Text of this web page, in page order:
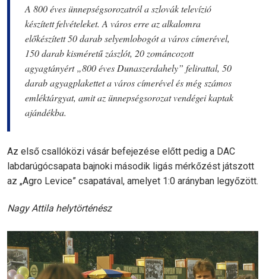
A 800 éves ünnepségsorozatról a szlovák televízió
készített felvételeket. A város erre az alkalomra
előkészített 50 darab selyemlobogót a város címerével,
150 darab kisméretű zászlót, 20 zománcozott
agyagtányért „800 éves Dunaszerdahely” felirattal, 50
darab agyagplakettet a város címerével és még számos
emléktárgyat, amit az ünnepségsorozat vendégei kaptak
ajándékba.
Az első csallóközi vásár befejezése előtt pedig a DAC
labdarúgócsapata bajnoki második ligás mérkőzést játszott
az „Agro Levice” csapatával, amelyet 1:0 arányban legyőzött.
Nagy Attila helytörténész